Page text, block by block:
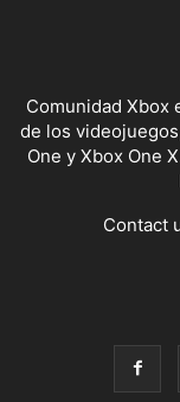
Comunidad Xbox
de los
One y Xbox One
Contact